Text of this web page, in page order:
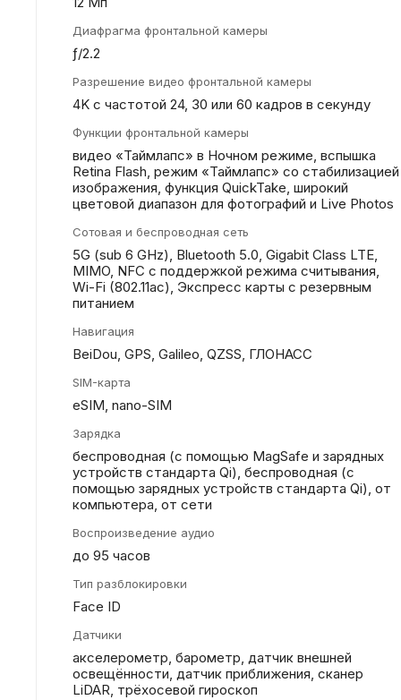
Диафрагма фронтальной камеры
ƒ/2.2
Разрешение видео фронтальной камеры
4K с частотой 24, 30 или 60 кадров в секунду
Функции фронтальной камеры
видео «Таймлапс» в Ночном режиме, вспышка
Retina Flash, режим «Таймлапс» со стабилизацией
изображения, функция QuickTake, широкий
цветовой диапазон для фотографий и Live Photos
Сотовая и беспроводная сеть
5G (sub 6 GHz), Bluetooth 5.0, Gigabit Class LTE,
MIMO, NFC с поддержкой режима считывания,
Wi-Fi (802.11​ac), Экспресс карты с резервным
питанием
Навигация
BeiDou, GPS, Galileo, QZSS, ГЛОНАСС
SIM-карта
eSIM, nano-SIM
Зарядка
беспроводная (с помощью MagSafe и зарядных
устройств стандарта Qi), беспроводная (с
помощью зарядных устройств стандарта Qi), от
компьютера, от сети
Воспроизведение аудио
до 95 часов
Тип разблокировки
Face ID
Датчики
акселерометр, барометр, датчик внешней
освещённости, датчик приближения, сканер
LiDAR, трёхосевой гироскоп